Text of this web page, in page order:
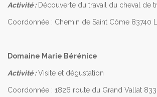
Activité :Découverte du travail du cheval de
Coordonnée : Chemin de Saint Côme 83740
Domaine Marie Bérénice
Activité :Visite et dégustation
Coordonnée : 1826 route du Grand Vallat